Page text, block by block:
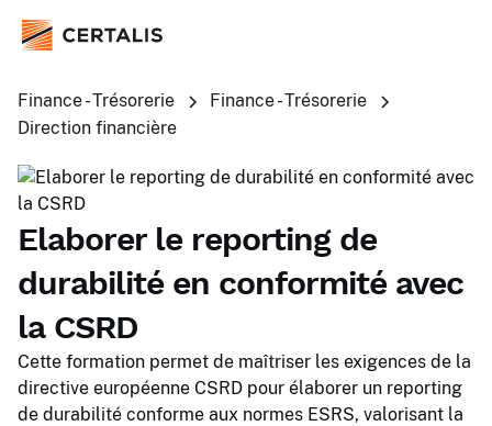
Finance - Trésorerie
Finance - Trésorerie
Direction financière
Elaborer le reporting de
durabilité en conformité avec
la CSRD
Cette formation permet de maîtriser les exigences de la
directive européenne CSRD pour élaborer un reporting
de durabilité conforme aux normes ESRS, valorisant la